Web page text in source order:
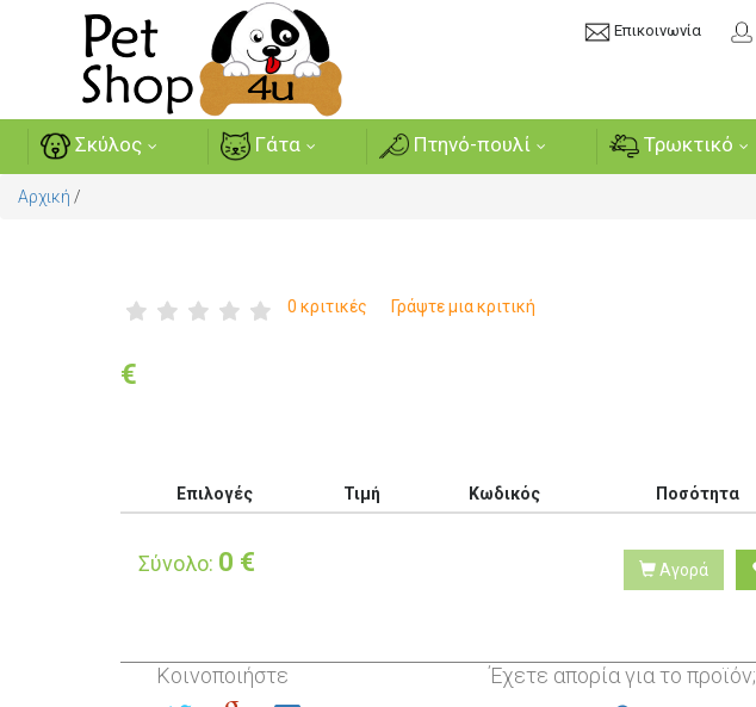
Επικοινωνία
Σκύλος Γάτα Πτηνό-πουλί Τρωκτικό
Αρχική /
0 κριτικές Γράψτε μια κριτική
€
Επιλογές Τιμή Κωδικός Ποσότητα
Σύνολο: 0 € Αγορά
Κοινοποιήστε Έχετε απορία για το προϊόν;